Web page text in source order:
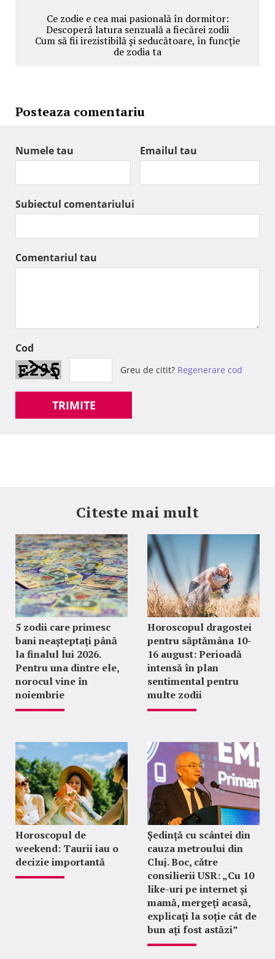
Ce zodie e cea mai pasională în dormitor:
Descoperă latura senzuală a fiecărei zodii
Cum să fii irezistibilă și seducătoare, în funcție
de zodia ta
Posteaza comentariu
Numele tau Emailul tau
Subiectul comentariului
Comentariul tau
Cod
Greu de citit? Regenerare cod
TRIMITE
Citeste mai mult
5 zodii care primesc
bani neașteptați până
la finalul lui 2026.
Pentru una dintre ele,
norocul vine în
noiembrie
Horoscopul dragostei
pentru săptămâna 10-
16 august: Perioadă
intensă în plan
sentimental pentru
multe zodii
Horoscopul de
weekend: Taurii iau o
decizie importantă
Ședință cu scântei din
cauza metroului din
Cluj. Boc, către
consilierii USR: „Cu 10
like-uri pe internet și
mamă, mergeți acasă,
explicați la soție cât de
bun ați fost astăzi”